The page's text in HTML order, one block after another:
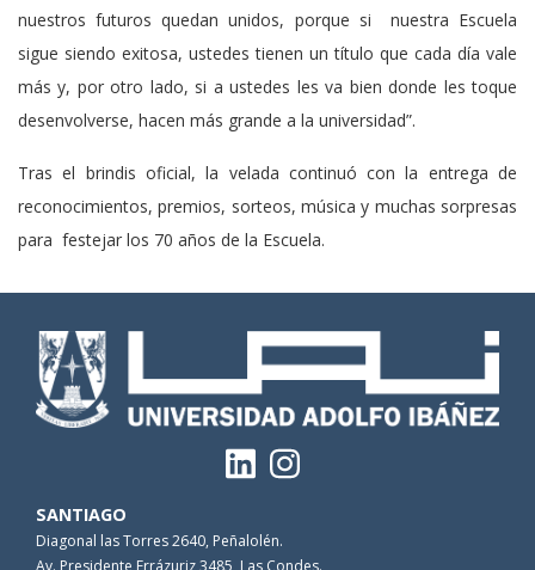
nuestros futuros quedan unidos, porque si nuestra Escuela
sigue siendo exitosa, ustedes tienen un título que cada día vale
más y, por otro lado, si a ustedes les va bien donde les toque
desenvolverse, hacen más grande a la universidad”.
Tras el brindis oficial, la velada continuó con la entrega de
reconocimientos, premios, sorteos, música y muchas sorpresas
para festejar los 70 años de la Escuela.
SANTIAGO
Diagonal las Torres 2640, Peñalolén.
Av. Presidente Errázuriz 3485, Las Condes.